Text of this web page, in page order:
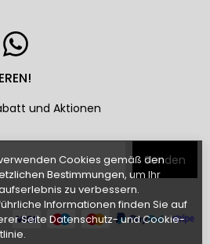
Cookies gemäß den
Bestimmungen, um Ihr
zu verbessern.
Informationen finden Sie auf
Seite Datenschutz- und Cookie-
und Aktionen
Senden